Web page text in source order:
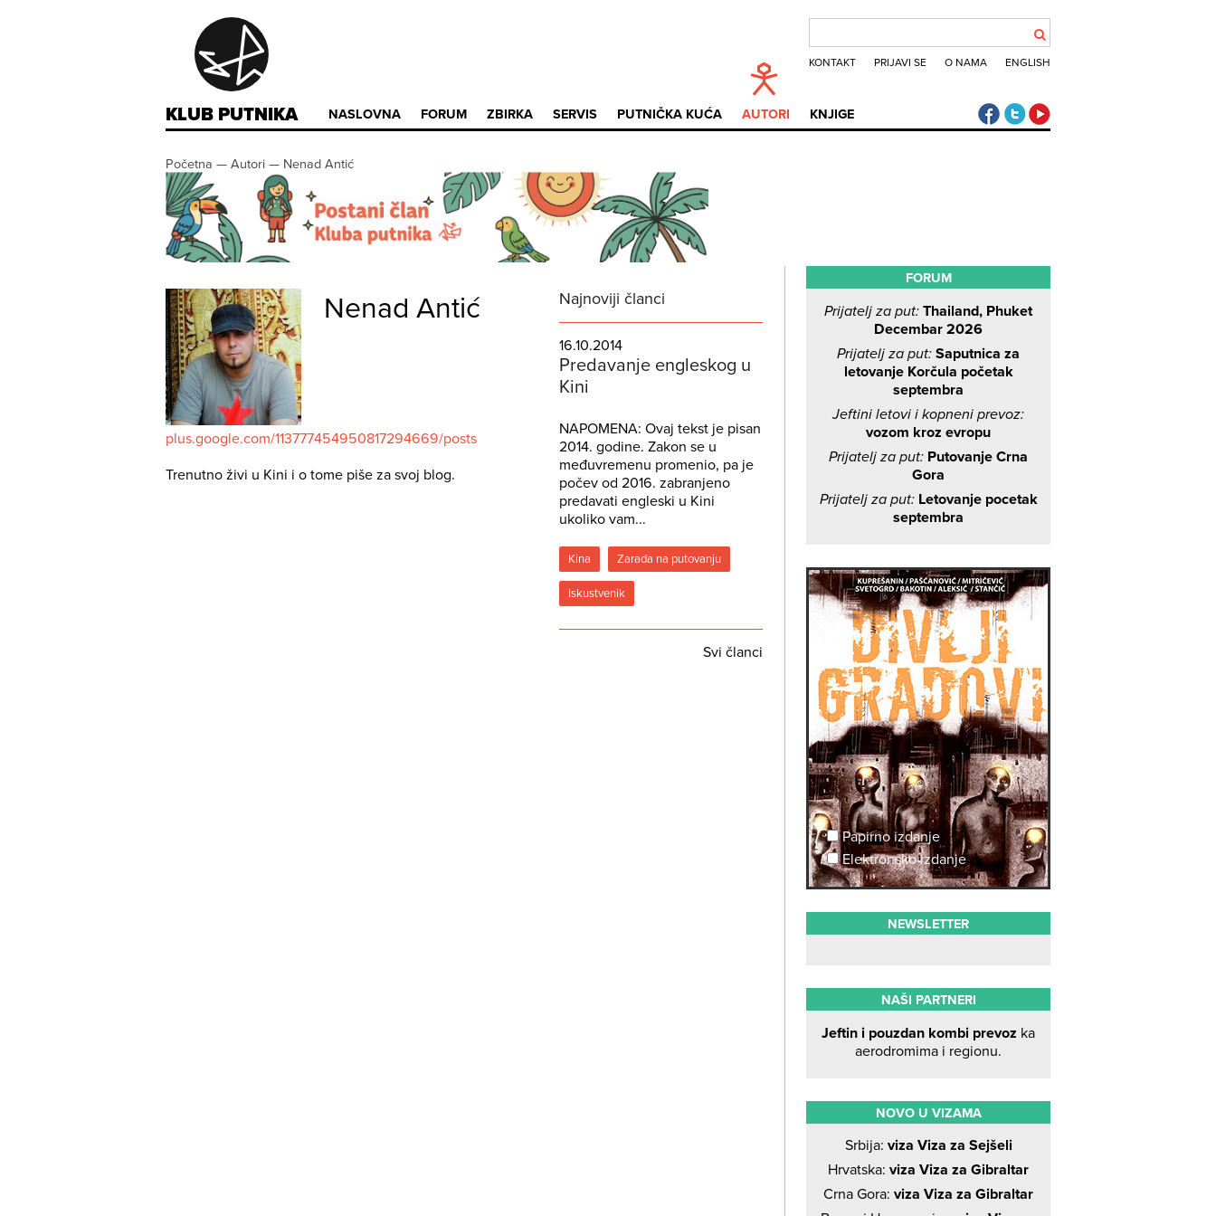
KLUB PUTNIKA
KONTAKT PRIJAVI SE O NAMA ENGLISH
NASLOVNA FORUM ZBIRKA SERVIS PUTNIČKA KUĆA AUTORI KNJIGE Klub putnika Facebook
Klub putnika Twitter
Početna — Autori — Nenad Antić
Nenad Antić
plus.google.com/113777454950817294669/posts
Trenutno živi u Kini i o tome piše za svoj blog.
Najnoviji članci
16.10.2014
Predavanje engleskog u
Kini
NAPOMENA: Ovaj tekst je pisan
2014. godine. Zakon se u
međuvremenu promenio, pa je
počev od 2016. zabranjeno
predavati engleski u Kini
ukoliko vam...
Kina Zarada na putovanju
Iskustvenik
Svi članci
FORUM
Prijatelj za put: Thailand, Phuket
Decembar 2026
Prijatelj za put: Saputnica za
letovanje Korčula početak
septembra
Jeftini letovi i kopneni prevoz:
vozom kroz evropu
Prijatelj za put: Putovanje Crna
Gora
Prijatelj za put: Letovanje pocetak
septembra
Papirno izdanje
Elektronsko izdanje
NEWSLETTER
NAŠI PARTNERI
Jeftin i pouzdan kombi prevoz ka
aerodromima i regionu.
NOVO U VIZAMA
Srbija: viza Viza za Sejšeli
Hrvatska: viza Viza za Gibraltar
Crna Gora: viza Viza za Gibraltar